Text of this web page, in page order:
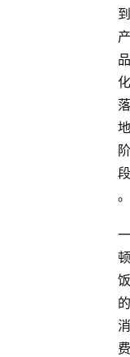
到
产
品
化
落
地
阶
段
。
一
顿
饭
的
消
费